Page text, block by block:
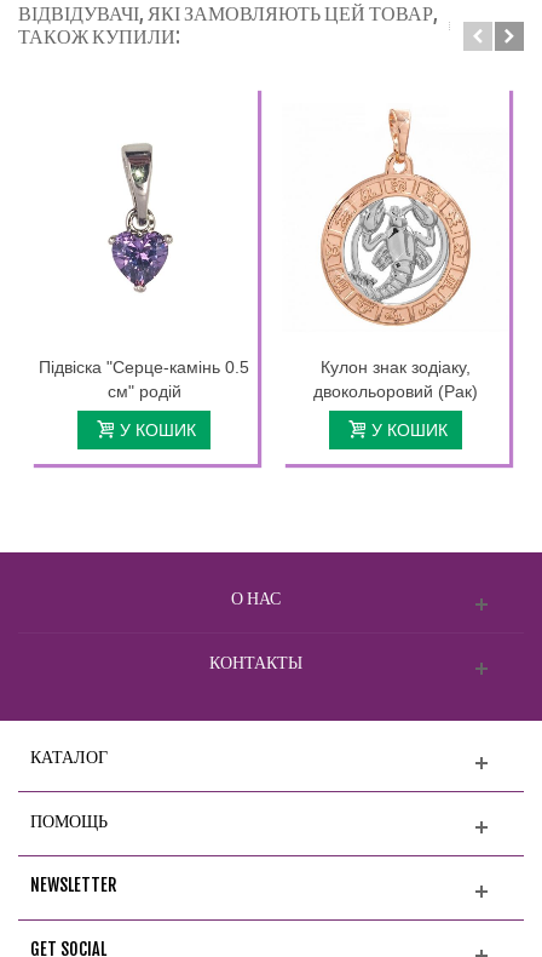
ВІДВІДУВАЧІ, ЯКІ ЗАМОВЛЯЮТЬ ЦЕЙ ТОВАР,
ТАКОЖ КУПИЛИ:
Підвіска "Серце-камінь 0.5
см" родій
У КОШИК
Кулон знак зодіаку,
двокольоровий (Рак)
У КОШИК
О НАС
КОНТАКТЫ
КАТАЛОГ
ПОМОЩЬ
NEWSLETTER
GET SOCIAL